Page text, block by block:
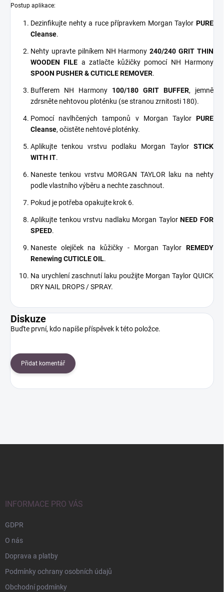
Postup aplikace:
Dezinfikujte nehty a ruce přípravkem Morgan Taylor PURE
Cleanse.
Nehty upravte pilníkem NH Harmony240/240 GRIT THIN
WOODEN FILE a zatlačte kůžičky pomocí NH Harmony
SPOON PUSHER & CUTICLE REMOVER.
Bufferem NH Harmony 100/180 GRIT BUFFER, jemně
zdrsněte nehtovou ploténku (se stranou zrnitosti 180).
Pomocí navlhčených tamponů v Morgan Taylor PURE
Cleanse, očistěte nehtové ploténky.
Aplikujte tenkou vrstvu podlaku Morgan Taylor STICK
WITH IT.
Naneste tenkou vrstvu MORGAN TAYLOR laku na nehty
podle vlastního výběru a nechte zaschnout.
Pokud je potřeba opakujte krok 6.
Aplikujte tenkou vrstvu nadlaku Morgan TaylorNEED FOR
SPEED.
Naneste olejíček na kůžičky - Morgan Taylor REMEDY
Renewing CUTICLE OIL.
Na urychlení zaschnutí laku použijte Morgan Taylor QUICK
DRY NAIL DROPS / SPRAY.
Diskuze
Buďte první, kdo napíše příspěvek k této položce.
Přidat komentář
INFORMACE PRO VÁS
GDPR
O nás
Doprava a platby
Podmínky ochrany osobních údajů
Obchodní podmínky